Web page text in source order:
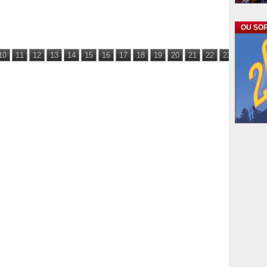
11 12 13 14 15 16 17 18 19 20 21 22 23 25
OU